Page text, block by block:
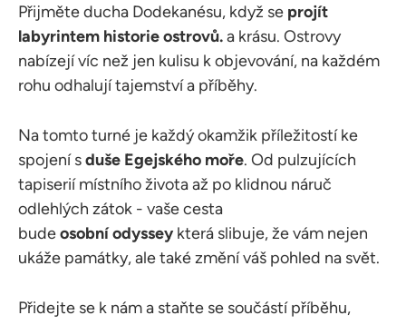
Přijměte ducha Dodekanésu, když se projít
labyrintem historie ostrovů.a krásu. Ostrovy
nabízejí víc než jen kulisu k objevování, na každém
rohu odhalují tajemství a příběhy.
Na tomto turné je každý okamžik příležitostí ke
spojení sduše Egejského moře. Od pulzujících
tapiserií místního života až po klidnou náruč
odlehlých zátok - vaše cesta
budeosobníodyssey která slibuje, že vám nejen
ukáže památky, ale také změní váš pohled na svět.
Přidejte se k nám a staňte se součástí příběhu,